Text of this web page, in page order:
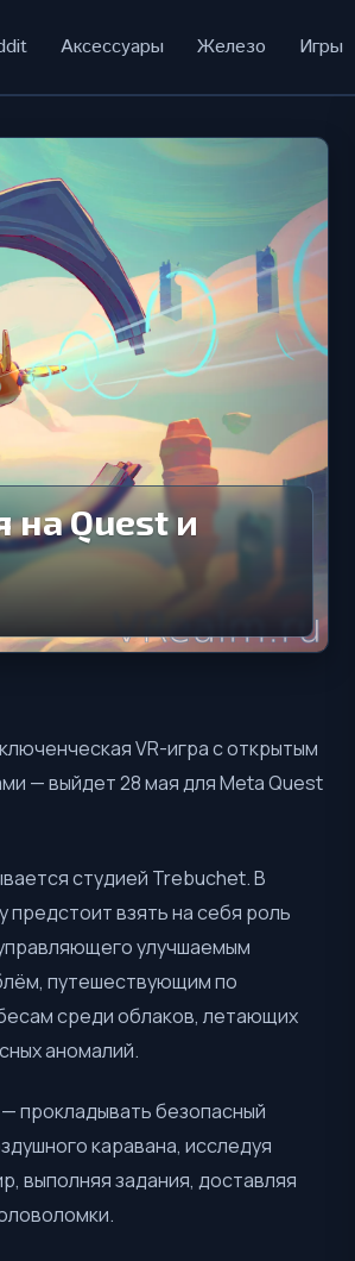
Аксессуары Железо Игры
на Quest и
VR-игра с открытым
— выйдет 28 мая для Meta Quest
студией Trebuchet. В
предстоит взять на себя роль
улучшаемым
путешествующим по
среди облаков, летающих
аномалий.
прокладывать безопасный
каравана, исследуя
выполняя задания, доставляя